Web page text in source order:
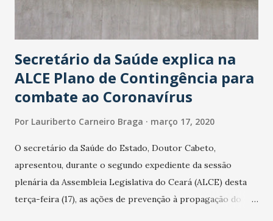
Secretário da Saúde explica na
ALCE Plano de Contingência para
combate ao Coronavírus
Por Lauriberto Carneiro Braga março 17, 2020
O secretário da Saúde do Estado, Doutor Cabeto,
apresentou, durante o segundo expediente da sessão
plenária da Assembleia Legislativa do Ceará (ALCE) desta
terça-feira (17), as ações de prevenção à propagação do